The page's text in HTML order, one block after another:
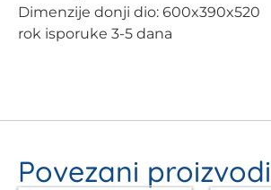
Dimenzije donji dio: 600x390x520
rok isporuke 3-5 dana
Povezani proizvodi